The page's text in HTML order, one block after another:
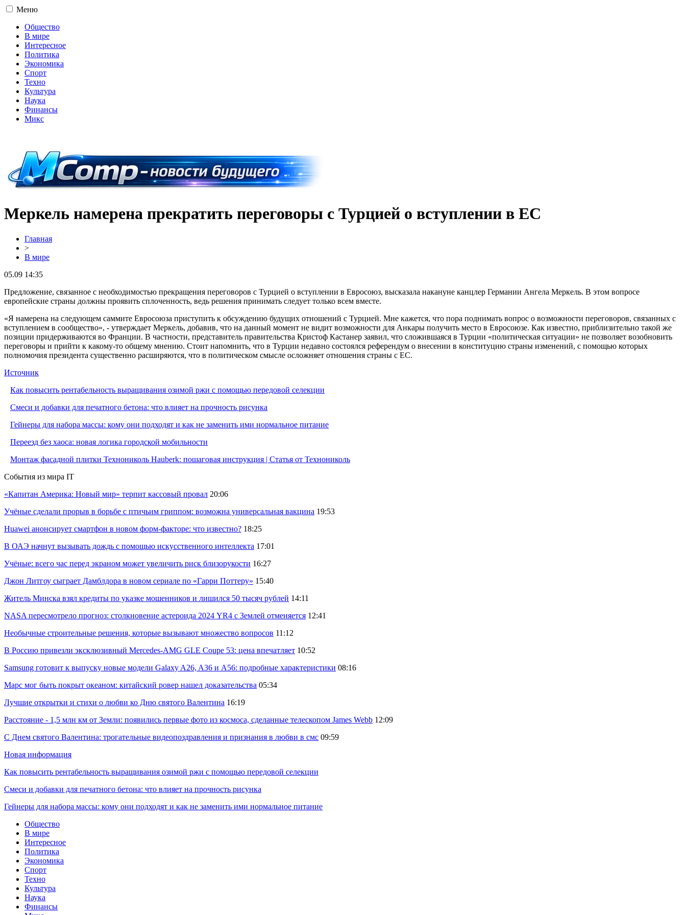
Меню
Общество
В мире
Интересное
Политика
Экономика
Спорт
Техно
Культура
Наука
Финансы
Микс
Меркель намерена прекратить переговоры с Турцией о вступлении в ЕС
Главная
>
В мире
05.09 14:35
Предложение, связанное с необходимостью прекращения переговоров с Турцией о вступлении в Евросоюз, высказала накануне канцлер Германии Ангела Меркель. В этом вопросе
европейские страны должны проявить сплоченность, ведь решения принимать следует только всем вместе.
«Я намерена на следующем саммите Евросоюза приступить к обсуждению будущих отношений с Турцией. Мне кажется, что пора поднимать вопрос о возможности переговоров, связанных с
вступлением в сообщество», - утверждает Меркель, добавив, что на данный момент не видит возможности для Анкары получить место в Евросоюзе. Как известно, приблизительно такой же
позиции придерживаются во Франции. В частности, представитель правительства Кристоф Кастанер заявил, что сложившаяся в Турции «политическая ситуации» не позволяет возобновить
переговоры и прийти к какому-то общему мнению. Стоит напомнить, что в Турции недавно состоялся референдум о внесении в конституцию страны изменений, с помощью которых
полномочия президента существенно расширяются, что в политическом смысле осложняет отношения страны с ЕС.
Источник
Как повысить рентабельность выращивания озимой ржи с помощью передовой селекции
Смеси и добавки для печатного бетона: что влияет на прочность рисунка
Гейнеры для набора массы: кому они подходят и как не заменить ими нормальное питание
Переезд без хаоса: новая логика городской мобильности
Монтаж фасадной плитки Технониколь Hauberk: пошаговая инструкция | Статья от Технониколь
События из мира IT
«Капитан Америка: Новый мир» терпит кассовый провал 20:06
Учёные сделали прорыв в борьбе с птичьим гриппом: возможна универсальная вакцина 19:53
Huawei анонсирует смартфон в новом форм-факторе: что известно? 18:25
В ОАЭ начнут вызывать дождь с помощью искусственного интеллекта 17:01
Учёные: всего час перед экраном может увеличить риск близорукости 16:27
Джон Литгоу сыграет Дамблдора в новом сериале по «Гарри Поттеру» 15:40
Житель Минска взял кредиты по указке мошенников и лишился 50 тысяч рублей 14:11
NASA пересмотрело прогноз: столкновение астероида 2024 YR4 с Землей отменяется 12:41
Необычные строительные решения, которые вызывают множество вопросов 11:12
В Россию привезли эксклюзивный Mercedes-AMG GLE Coupe 53: цена впечатляет 10:52
Samsung готовит к выпуску новые модели Galaxy A26, A36 и A56: подробные характеристики 08:16
Марс мог быть покрыт океаном: китайский ровер нашел доказательства 05:34
Лучшие открытки и стихи о любви ко Дню святого Валентина 16:19
Расстояние - 1,5 млн км от Земли: появились первые фото из космоса, сделанные телескопом James Webb 12:09
С Днем святого Валентина: трогательные видеопоздравления и признания в любви в смс 09:59
Новая информация
Как повысить рентабельность выращивания озимой ржи с помощью передовой селекции
Смеси и добавки для печатного бетона: что влияет на прочность рисунка
Гейнеры для набора массы: кому они подходят и как не заменить ими нормальное питание
Общество
В мире
Интересное
Политика
Экономика
Спорт
Техно
Культура
Наука
Финансы